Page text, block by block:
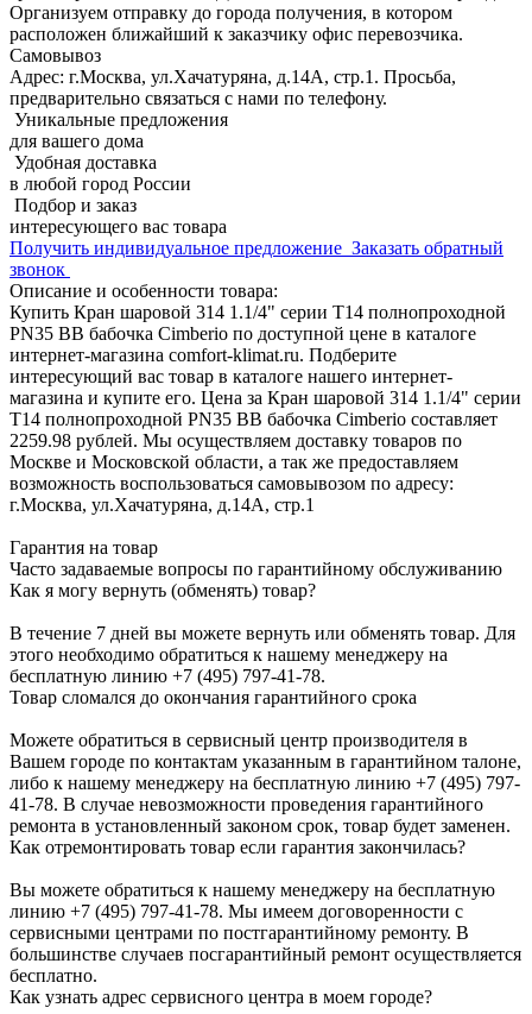
Организуем отправку до города получения, в котором
расположен ближайший к заказчику офис перевозчика.
Самовывоз
Адрес: г.Москва, ул.Хачатуряна, д.14А, стр.1. Просьба,
предварительно связаться с нами по телефону.
Уникальные предложения
для вашего дома
Удобная доставка
в любой город России
Подбор и заказ
интересующего вас товара
Получить индивидуальное предложение Заказать обратный
звонок
Описание и особенности товара:
Купить Кран шаровой 314 1.1/4" серии Т14 полнопроходной
PN35 BB бабочка Cimberio по доступной цене в каталоге
интернет-магазина comfort-klimat.ru. Подберите
интересующий вас товар в каталоге нашего интернет-
магазина и купите его. Цена за Кран шаровой 314 1.1/4" серии
Т14 полнопроходной PN35 BB бабочка Cimberio составляет
2259.98 рублей. Мы осуществляем доставку товаров по
Москве и Московской области, а так же предоставляем
возможность воспользоваться самовывозом по адресу:
г.Москва, ул.Хачатуряна, д.14А, стр.1
Гарантия на товар
Часто задаваемые вопросы по гарантийному обслуживанию
Как я могу вернуть (обменять) товар?
В течение 7 дней вы можете вернуть или обменять товар. Для
этого необходимо обратиться к нашему менеджеру на
бесплатную линию +7 (495) 797-41-78.
Товар сломался до окончания гарантийного срока
Можете обратиться в сервисный центр производителя в
Вашем городе по контактам указанным в гарантийном талоне,
либо к нашему менеджеру на бесплатную линию +7 (495) 797-
41-78. В случае невозможности проведения гарантийного
ремонта в установленный законом срок, товар будет заменен.
Как отремонтировать товар если гарантия закончилась?
Вы можете обратиться к нашему менеджеру на бесплатную
линию +7 (495) 797-41-78. Мы имеем договоренности с
сервисными центрами по постгарантийному ремонту. В
большинстве случаев посгарантийный ремонт осуществляется
бесплатно.
Как узнать адрес сервисного центра в моем городе?